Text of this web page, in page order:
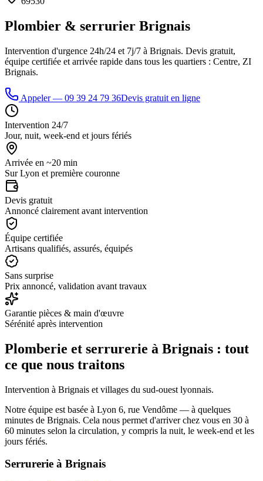
Plombier & serrurier Brignais
Intervention d'urgence 24h/24 et 7j/7 à Brignais. Devis gratuit,
équipe certifiée et arrivée rapide dans tous les quartiers : Centre, ZI
Brignais.
Appeler — 09 39 24 79 36Devis gratuit en ligne
Intervention 24/7
Jour, nuit, week-end et jours fériés
Arrivée en ~20 min
Sur Lyon et première couronne
Devis gratuit
Annoncé clairement avant intervention
Équipe certifiée
Artisans qualifiés, assurés, équipés
Sans surprise
Prix annoncé, validation avant travaux
Garantie pièces & main d'œuvre
Sérénité après intervention
Plomberie et serrurerie à Brignais : tout
ce que nous traitons
Intervention à Brignais et villages du sud-ouest lyonnais.
Notre équipe est basée à Lyon 6, rue Vendôme — à quelques
minutes de Brignais. Cela nous permet d'arriver chez vous en 30 à
60 minutes selon la circulation, y compris la nuit, le week-end et les
jours fériés.
Serrurerie à Brignais